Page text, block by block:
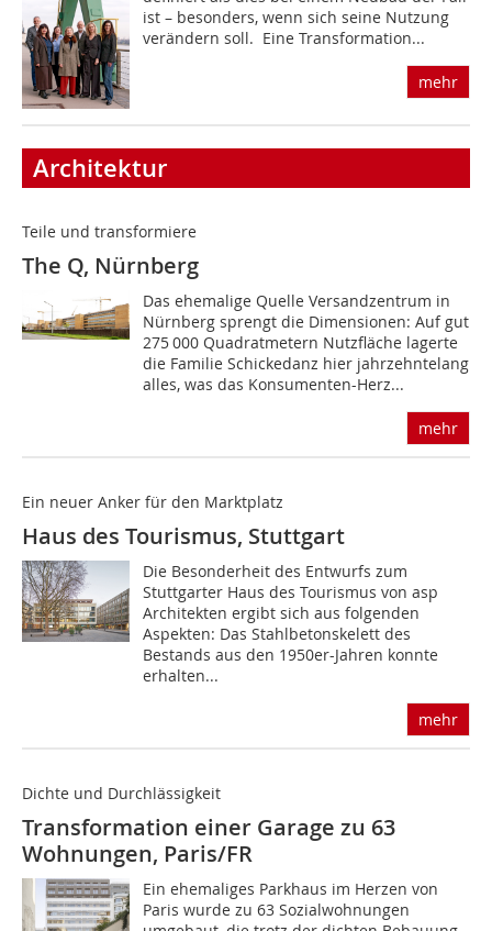
ist – besonders, wenn sich seine Nutzung
verändern soll. Eine Transformation...
mehr
Architektur
Teile und transformiere
The Q, Nürnberg
Das ehemalige Quelle Versandzentrum in
Nürnberg sprengt die Dimensionen: Auf gut
275 000 Quadratmetern Nutzfläche lagerte
die Familie Schickedanz hier jahrzehntelang
alles, was das Konsumenten-Herz...
mehr
Ein neuer Anker für den Marktplatz
Haus des Tourismus, Stuttgart
Die Besonderheit des Entwurfs zum
Stuttgarter Haus des Tourismus von asp
Architekten ergibt sich aus folgenden
Aspekten: Das Stahlbetonskelett des
Bestands aus den 1950er-Jahren konnte
erhalten...
mehr
Dichte und Durchlässigkeit
Transformation einer Garage zu 63
Wohnungen, Paris/FR
Ein ehemaliges Parkhaus im Herzen von
Paris wurde zu 63 Sozialwohnungen